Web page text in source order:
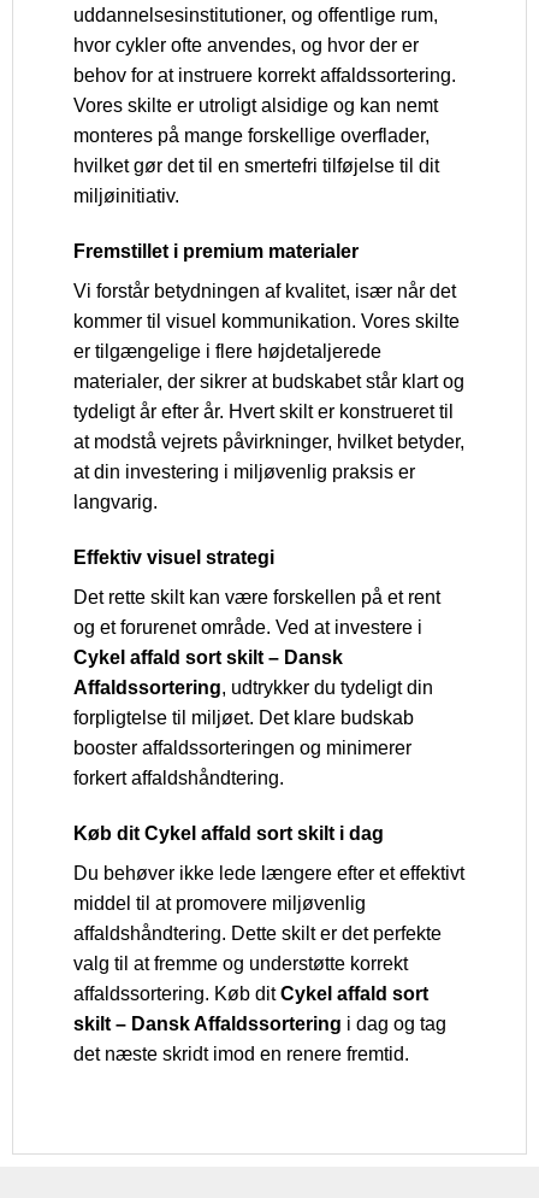
uddannelsesinstitutioner, og offentlige rum,
hvor cykler ofte anvendes, og hvor der er
behov for at instruere korrekt affaldssortering.
Vores skilte er utroligt alsidige og kan nemt
monteres på mange forskellige overflader,
hvilket gør det til en smertefri tilføjelse til dit
miljøinitiativ.
Fremstillet i premium materialer
Vi forstår betydningen af kvalitet, især når det
kommer til visuel kommunikation. Vores skilte
er tilgængelige i flere højdetaljerede
materialer, der sikrer at budskabet står klart og
tydeligt år efter år. Hvert skilt er konstrueret til
at modstå vejrets påvirkninger, hvilket betyder,
at din investering i miljøvenlig praksis er
langvarig.
Effektiv visuel strategi
Det rette skilt kan være forskellen på et rent
og et forurenet område. Ved at investere i
Cykel affald sort skilt – Dansk
Affaldssortering, udtrykker du tydeligt din
forpligtelse til miljøet. Det klare budskab
booster affaldssorteringen og minimerer
forkert affaldshåndtering.
Køb dit Cykel affald sort skilt i dag
Du behøver ikke lede længere efter et effektivt
middel til at promovere miljøvenlig
affaldshåndtering. Dette skilt er det perfekte
valg til at fremme og understøtte korrekt
affaldssortering. Køb ditCykel affald sort
skilt – Dansk Affaldssortering i dag og tag
det næste skridt imod en renere fremtid.